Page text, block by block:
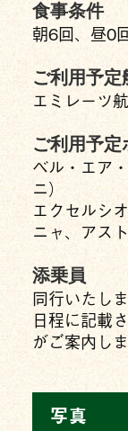
食事条件
朝6回、昼0
ご利用予定
エミレーツ
ご利用予定
ベル・エア
ニ）
エクセルシ
ニャ、アス
添乗員
同行いたし
日程に記載
がご案内し
写真